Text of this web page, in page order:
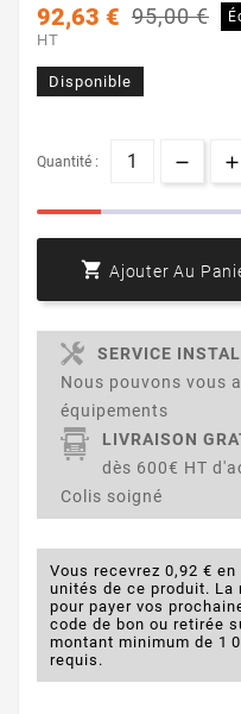
92,63 € 95,00 €
HT
Disponible
Quantité :
 Ajouter Au
SERVICE
Nous pouvons vous
équipements
LIVRAISON
dès 600€ HT
Colis soigné
Vous recevrez 0,92 €
unités de ce produit. La
pour payer vos
code de bon ou retirée
montant minimum de 1
requis.